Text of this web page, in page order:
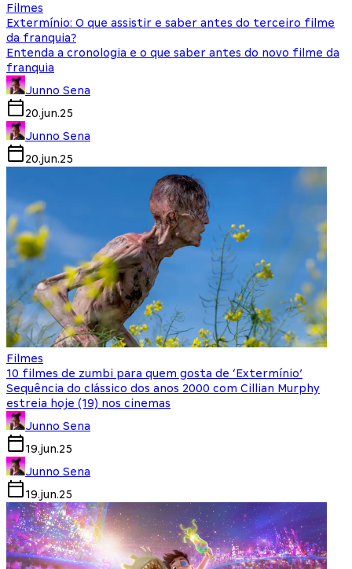
Filmes
Extermínio: O que assistir e saber antes do terceiro filme
da franquia?
Entenda a cronologia e o que saber antes do novo filme da
franquia
Junno Sena
20.jun.25
Junno Sena
20.jun.25
Filmes
10 filmes de zumbi para quem gosta de ‘Extermínio’
Sequência do clássico dos anos 2000 com Cillian Murphy
estreia hoje (19) nos cinemas
Junno Sena
19.jun.25
Junno Sena
19.jun.25